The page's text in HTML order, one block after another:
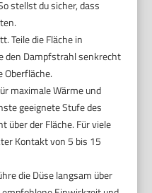
stellst du sicher, dass
Teile die Fläche in
den Dampfstrahl senkrecht
Oberfläche.
maximale Wärme und
geeignete Stufe des
über der Fläche. Für viele
Kontakt von 5 bis 15
die Düse langsam über